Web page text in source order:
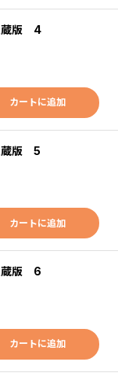
蔵版 4
カートに追加
蔵版 5
カートに追加
蔵版 6
カートに追加